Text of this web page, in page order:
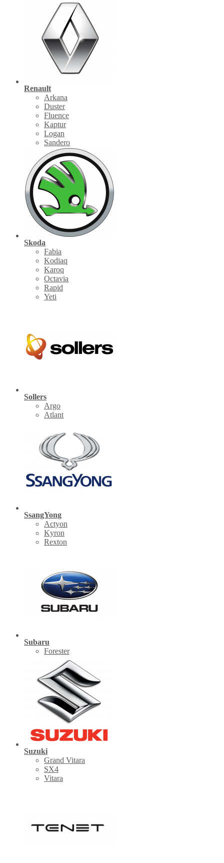
Renault
Arkana
Duster
Fluence
Kaptur
Logan
Sandero
Skoda
Fabia
Kodiaq
Karoq
Octavia
Rapid
Yeti
Sollers
Argo
Atlant
SsangYong
Actyon
Kyron
Rexton
Subaru
Forester
Suzuki
Grand Vitara
SX4
Vitara